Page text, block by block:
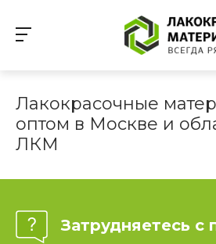
Лакокрасочные
оптом в Москве и
ЛКМ
Затрудняетесь с